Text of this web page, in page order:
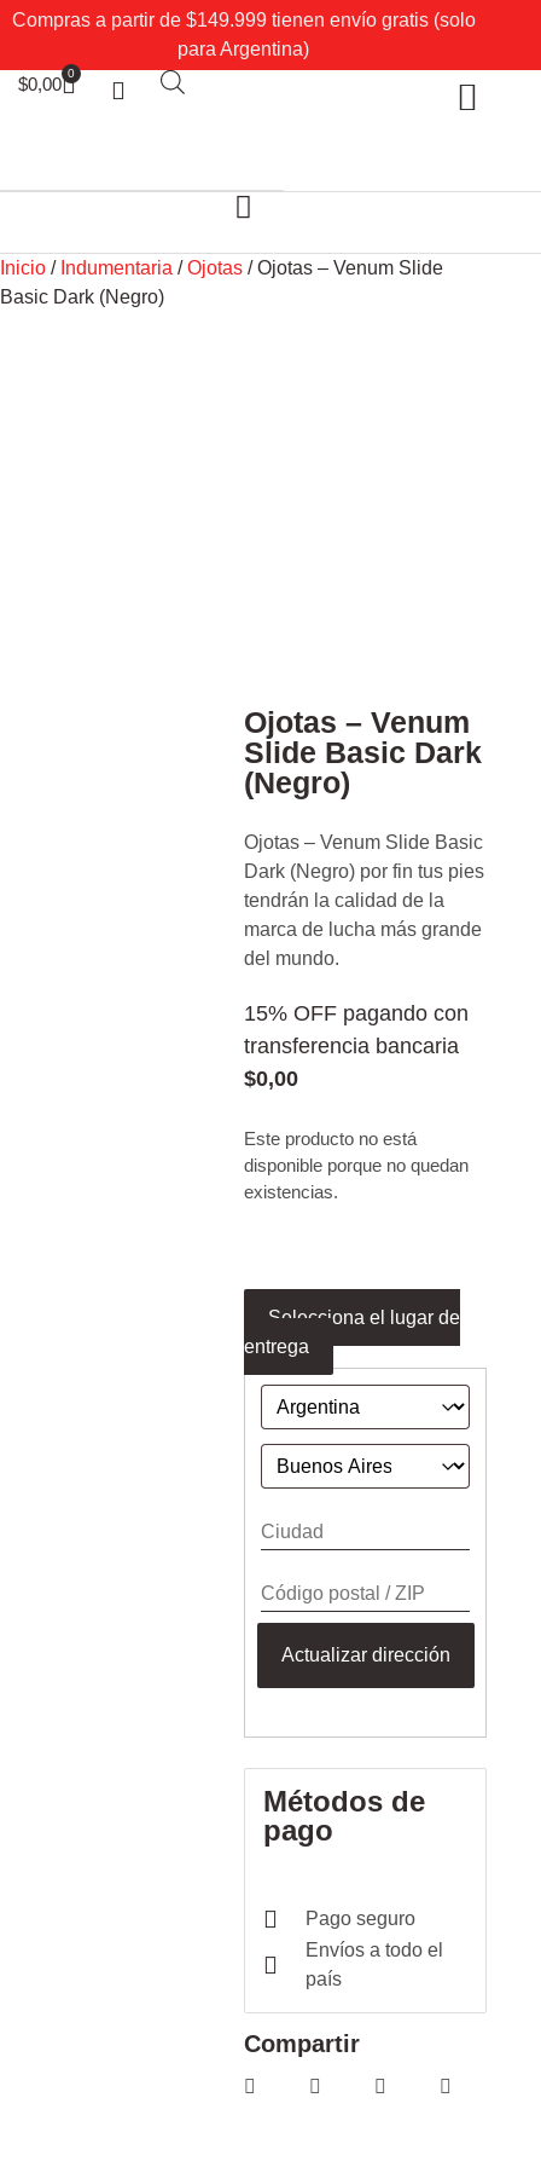
Compras a partir de $149.999 tienen envío gratis (solo
para Argentina)
$0,00
0
Inicio / Indumentaria /Ojotas / Ojotas – Venum Slide
Basic Dark (Negro)
Ojotas – Venum
Slide Basic Dark
(Negro)
Ojotas – Venum Slide Basic
Dark (Negro) por fin tus pies
tendrán la calidad de la
marca de lucha más grande
del mundo.
15% OFF pagando con
transferencia bancaria
$0,00
Este producto no está
disponible porque no quedan
existencias.
Selecciona el lugar de
entrega
Actualizar dirección
Métodos de
pago
Pago seguro
Envíos a todo el
país
Compartir